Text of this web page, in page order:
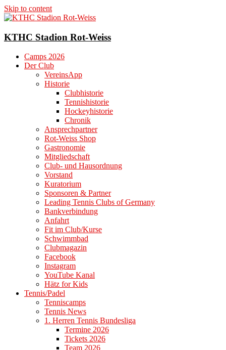
Skip to content
KTHC Stadion Rot-Weiss
Camps 2026
Der Club
VereinsApp
Historie
Clubhistorie
Tennishistorie
Hockeyhistorie
Chronik
Ansprechpartner
Rot-Weiss Shop
Gastronomie
Mitgliedschaft
Club- und Hausordnung
Vorstand
Kuratorium
Sponsoren & Partner
Leading Tennis Clubs of Germany
Bankverbindung
Anfahrt
Fit im Club/Kurse
Schwimmbad
Clubmagazin
Facebook
Instagram
YouTube Kanal
Hätz for Kids
Tennis/Padel
Tenniscamps
Tennis News
1. Herren Tennis Bundesliga
Termine 2026
Tickets 2026
Team 2026